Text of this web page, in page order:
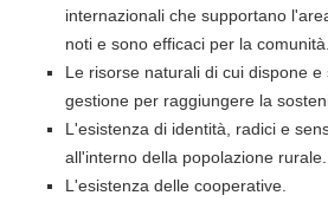
internazionali che supportano
noti e sono efficaci per la comunità.
Le risorse naturali di cui dispone e
gestione per raggiungere la
L'esistenza di identità, radici e
all'interno della popolazione rurale.
L'esistenza delle cooperative.